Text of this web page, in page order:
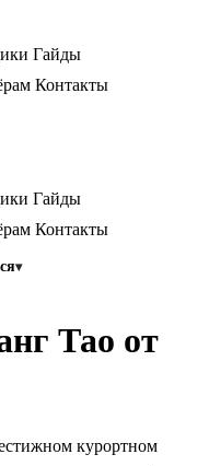
Гайды
Контакты
Гайды
Контакты
Тао от
курортном